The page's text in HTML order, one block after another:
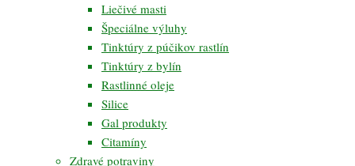
Liečivé masti
Špeciálne výluhy
Tinktúry z púčikov rastlín
Tinktúry z bylín
Rastlinné oleje
Silice
Gal produkty
Citamíny
Zdravé potraviny